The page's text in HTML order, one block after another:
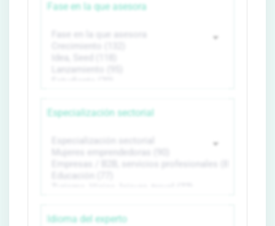
Fase en la que asesora
Especialización sectorial
Idioma del experto